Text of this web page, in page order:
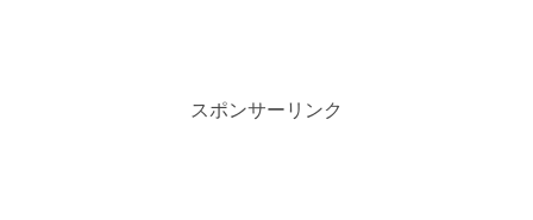
スポンサーリンク